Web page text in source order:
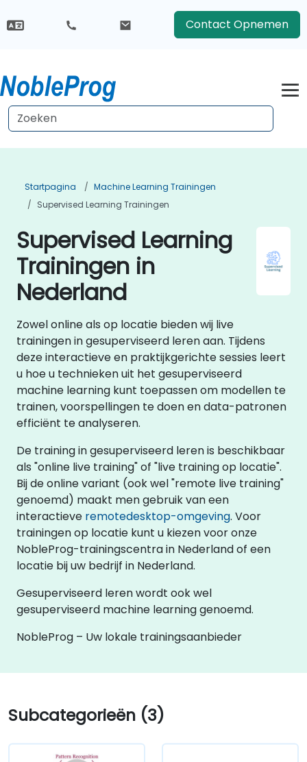
Contact Opnemen
Startpagina
Machine Learning Trainingen
Supervised Learning Trainingen
Supervised Learning
Trainingen in
Nederland
Zowel online als op locatie bieden wij live
trainingen in gesuperviseerd leren aan. Tijdens
deze interactieve en praktijkgerichte sessies leert
u hoe u technieken uit het gesuperviseerd
machine learning kunt toepassen om modellen te
trainen, voorspellingen te doen en data-patronen
efficiënt te analyseren.
De training in gesuperviseerd leren is beschikbaar
als "online live training" of "live training op locatie".
Bij de online variant (ook wel "remote live training"
genoemd) maakt men gebruik van een
interactieve remotedesktop-omgeving. Voor
trainingen op locatie kunt u kiezen voor onze
NobleProg-trainingscentra in Nederland of een
locatie bij uw bedrijf in Nederland.
Gesuperviseerd leren wordt ook wel
gesuperviseerd machine learning genoemd.
NobleProg – Uw lokale trainingsaanbieder
Subcategorieën (3)